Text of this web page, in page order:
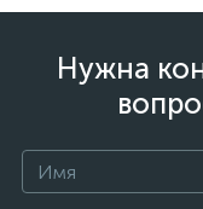
Нужна